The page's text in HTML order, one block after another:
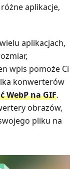
aplikacje,
aplikacjach,
wpis pomoże Ci
konwerterów
WebP na GIF.
obrazów,
pliku na